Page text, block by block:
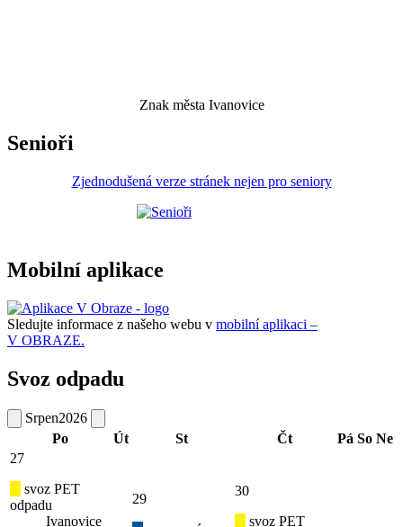
Znak města Ivanovice
Senioři
Zjednodušená verze stránek nejen pro seniory
Mobilní aplikace
Sledujte informace z našeho webu v mobilní aplikaci –
V OBRAZE.
Svoz odpadu
Srpen2026
Po
Út St Čt Pá So Ne
27
svoz PET
odpadu
Ivanovice
29
30
svoz PET